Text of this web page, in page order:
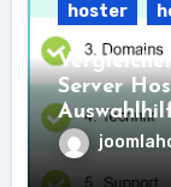
hoster
Server